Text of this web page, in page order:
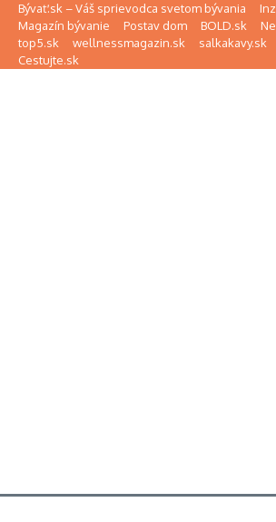
Preskočiť na obsah
Bývať.sk – Váš sprievodca svetom bývania
Magazín bývanie
Postav dom BOLD.sk
top5.sk
wellnessmagazin.sk salkakavy.sk
Cestujte.sk